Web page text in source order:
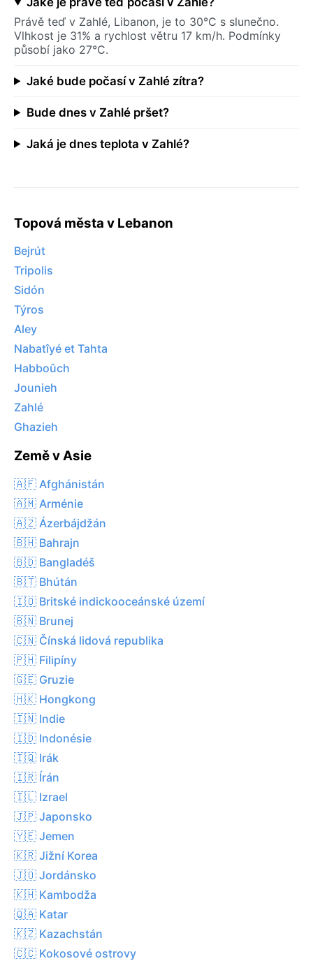
Právě teď v Zahlé, Libanon, je to 30°C s slunečno.
Vlhkost je 31% a rychlost větru 17 km/h. Podmínky
působí jako 27°C.
Jaké bude počasí v Zahlé zítra?
Bude dnes v Zahlé pršet?
Jaká je dnes teplota v Zahlé?
Topová města v Lebanon
Bejrút
Tripolis
Sidón
Týros
Aley
Nabatîyé et Tahta
Habboûch
Jounieh
Zahlé
Ghazieh
Země v Asie
🇦🇫 Afghánistán
🇦🇲 Arménie
🇦🇿 Ázerbájdžán
🇧🇭 Bahrajn
🇧🇩 Bangladéš
🇧🇹 Bhútán
🇮🇴 Britské indickooceánské území
🇧🇳 Brunej
🇨🇳 Čínská lidová republika
🇵🇭 Filipíny
🇬🇪 Gruzie
🇭🇰 Hongkong
🇮🇳 Indie
🇮🇩 Indonésie
🇮🇶 Irák
🇮🇷 Írán
🇮🇱 Izrael
🇯🇵 Japonsko
🇾🇪 Jemen
🇰🇷 Jižní Korea
🇯🇴 Jordánsko
🇰🇭 Kambodža
🇶🇦 Katar
🇰🇿 Kazachstán
🇨🇨 Kokosové ostrovy